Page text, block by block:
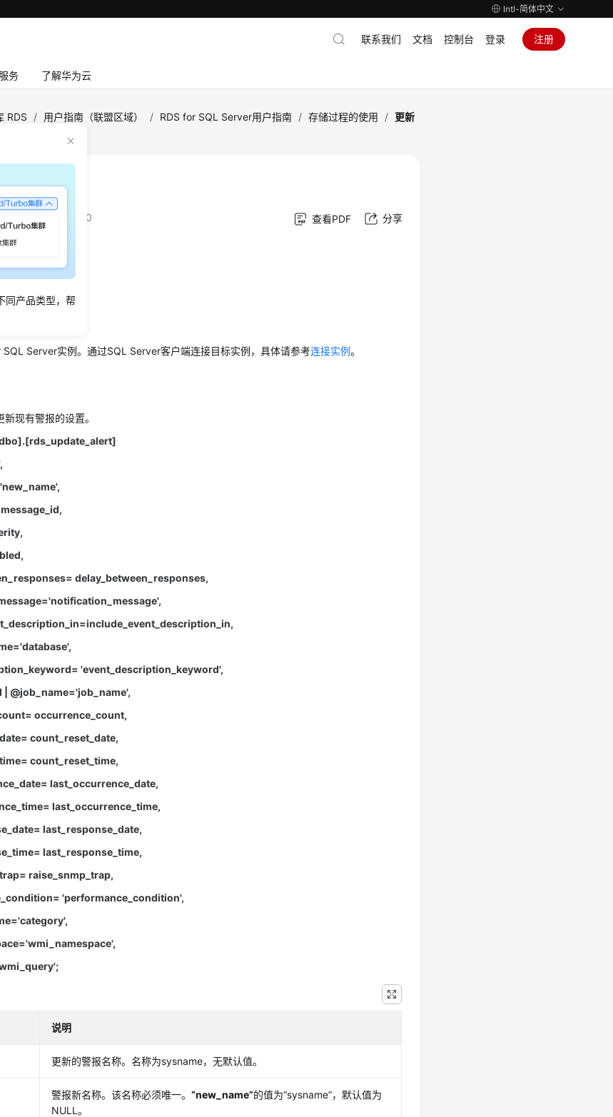
Intl-简体中文
服务 了解华为云
联系我们 文档 控制台 登录 注册
同产品类型，帮
RDS / 用户指南（联盟区域） / RDS for SQL Server用户指南 / 存储过程的使用 / 更新
设置
04-24 GMT+08:00 查看PDF 分享
SQL Server实例。通过SQL Server客户端连接目标实例，具体请参考连接实例。
现有警报的设置。
,
,
,
,
,
delay_between_responses,
,
,
,
'event_description_keyword',
| @job_name='job_name',
occurrence_count,
count_reset_date,
count_reset_time,
last_occurrence_date,
last_occurrence_time,
last_response_date,
last_response_time,
raise_snmp_trap,
'performance_condition',
,
,
说明
更新的警报名称。名称为sysname，无默认值。
警报新名称。该名称必须唯一。“new_name”的值为“sysname”，默认值为
NULL。